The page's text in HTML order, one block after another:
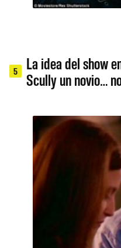
5
La idea del show
Scully un novio…